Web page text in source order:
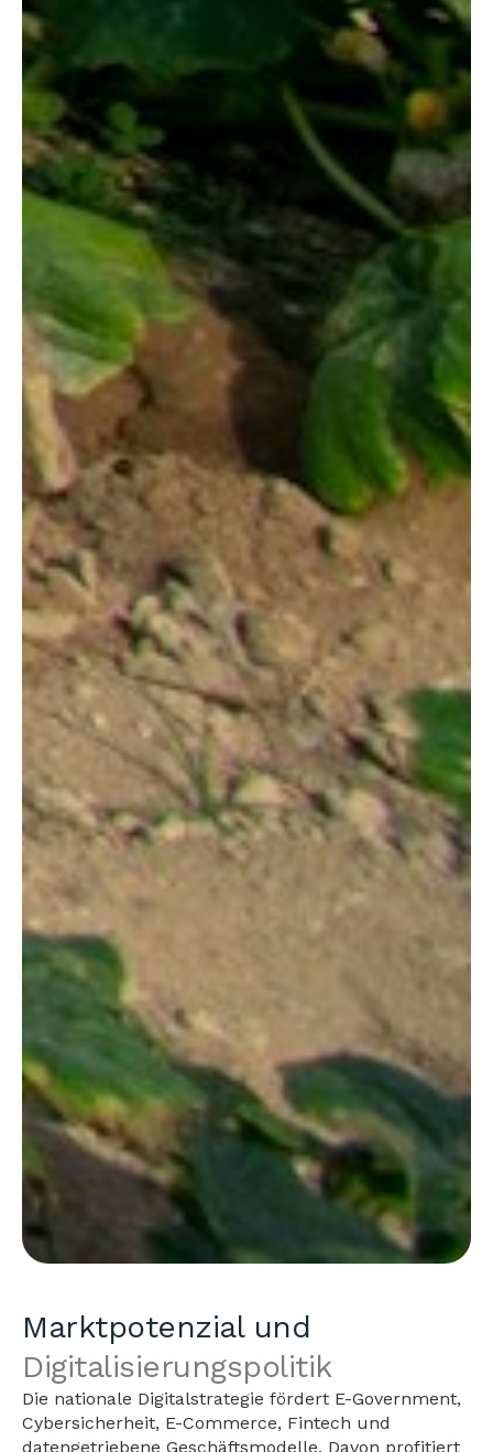
Marktpotenzial und
Digitalisierungspolitik
Die nationale Digitalstrategie fördert E-Government,
Cybersicherheit, E-Commerce, Fintech und
datengetriebene Geschäftsmodelle. Davon profitiert